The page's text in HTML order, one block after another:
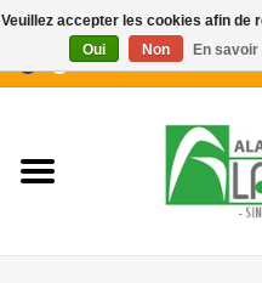
Nouveautés
Veuillez accepter les cookies afin de
Oui
Non En